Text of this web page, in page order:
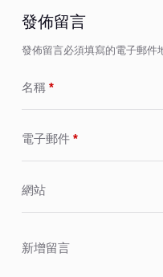
發佈留言
發佈留言必須填寫的電子郵件
名稱*
電子郵件*
網站
新增留言